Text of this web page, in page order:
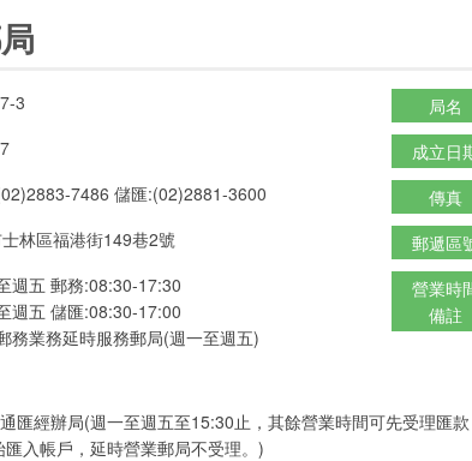
3 局名
成立日
7486 儲匯:(02)2881-3600 傳真
林區福港街149巷2號 郵遞區
週五 郵務:08:30-17:30
週五 儲匯:08:30-17:00
務業務延時服務郵局(週一至週五)
營業時
備註
匯經辦局(週一至週五至15:30止，其餘營業時間可先受理匯
匯入帳戶，延時營業郵局不受理。)